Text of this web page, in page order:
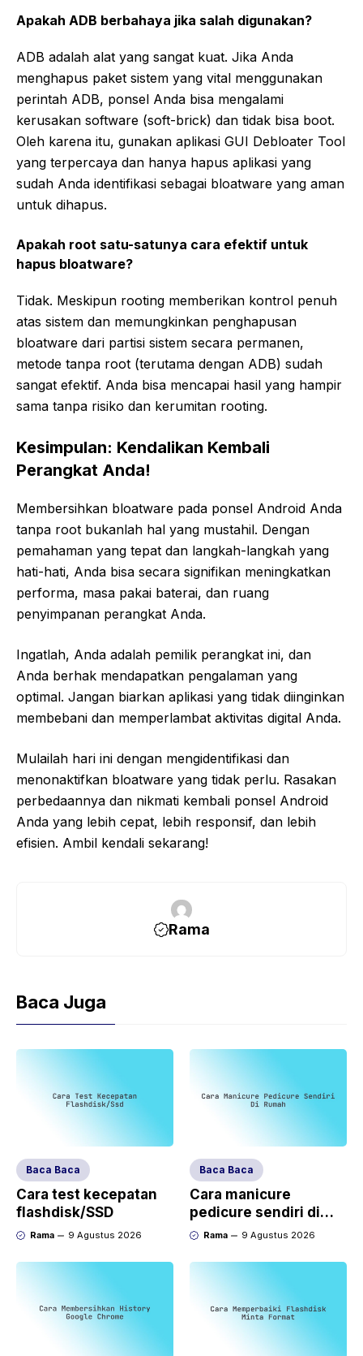
Apakah ADB berbahaya jika salah digunakan?
ADB adalah alat yang sangat kuat. Jika Anda
menghapus paket sistem yang vital menggunakan
perintah ADB, ponsel Anda bisa mengalami
kerusakan software (soft-brick) dan tidak bisa boot.
Oleh karena itu, gunakan aplikasi GUI Debloater Tool
yang terpercaya dan hanya hapus aplikasi yang
sudah Anda identifikasi sebagai bloatware yang aman
untuk dihapus.
Apakah root satu-satunya cara efektif untuk
hapus bloatware?
Tidak. Meskipun rooting memberikan kontrol penuh
atas sistem dan memungkinkan penghapusan
bloatware dari partisi sistem secara permanen,
metode tanpa root (terutama dengan ADB) sudah
sangat efektif. Anda bisa mencapai hasil yang hampir
sama tanpa risiko dan kerumitan rooting.
Kesimpulan: Kendalikan Kembali
Perangkat Anda!
Membersihkan bloatware pada ponsel Android Anda
tanpa root bukanlah hal yang mustahil. Dengan
pemahaman yang tepat dan langkah-langkah yang
hati-hati, Anda bisa secara signifikan meningkatkan
performa, masa pakai baterai, dan ruang
penyimpanan perangkat Anda.
Ingatlah, Anda adalah pemilik perangkat ini, dan
Anda berhak mendapatkan pengalaman yang
optimal. Jangan biarkan aplikasi yang tidak diinginkan
membebani dan memperlambat aktivitas digital Anda.
Mulailah hari ini dengan mengidentifikasi dan
menonaktifkan bloatware yang tidak perlu. Rasakan
perbedaannya dan nikmati kembali ponsel Android
Anda yang lebih cepat, lebih responsif, dan lebih
efisien. Ambil kendali sekarang!
Rama
Baca Juga
Baca Baca
Cara test kecepatan
flashdisk/SSD
Rama 9 Agustus 2026
Baca Baca
Cara manicure
pedicure sendiri di
rumah
Rama 9 Agustus 2026